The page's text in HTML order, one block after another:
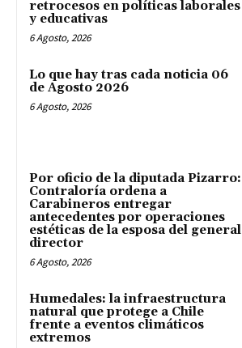
retrocesos en políticas laborales
y educativas
6 Agosto, 2026
Lo que hay tras cada noticia 06
de Agosto 2026
6 Agosto, 2026
Por oficio de la diputada Pizarro:
Contraloría ordena a
Carabineros entregar
antecedentes por operaciones
estéticas de la esposa del general
director
6 Agosto, 2026
Humedales: la infraestructura
natural que protege a Chile
frente a eventos climáticos
extremos